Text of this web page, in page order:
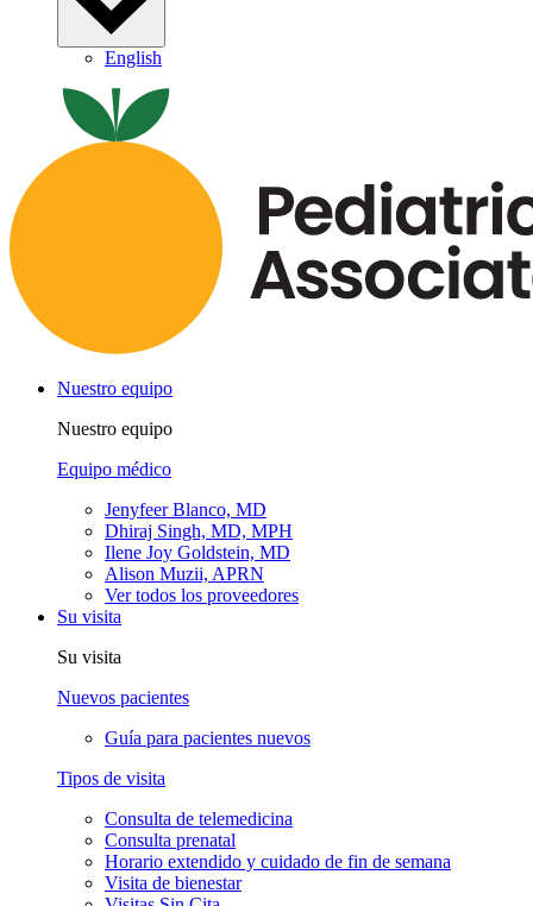
English
Nuestro equipo
Nuestro equipo
Equipo médico
Jenyfeer Blanco, MD
Dhiraj Singh, MD, MPH
Ilene Joy Goldstein, MD
Alison Muzii, APRN
Ver todos los proveedores
Su visita
Su visita
Nuevos pacientes
Guía para pacientes nuevos
Tipos de visita
Consulta de telemedicina
Consulta prenatal
Horario extendido y cuidado de fin de semana
Visita de bienestar